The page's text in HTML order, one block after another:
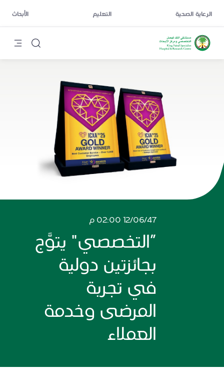
الرعاية الصحية التعليم الأبحاث
12/06/47 02:00 م
“التخصصي" يتوَّج
بجائزتين دولية
في تجربة
المرضى وخدمة
العملاء